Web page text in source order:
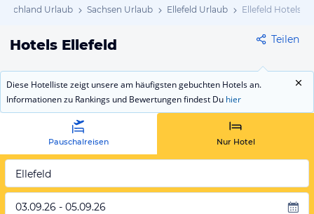
Urlaub Sachsen Urlaub Ellefeld Urlaub Ellefeld Hotels
Hotels Ellefeld Teilen
Diese Hotelliste zeigt unsere am häufigsten gebuchten Hotels an.
Informationen zu Rankings und Bewertungen findest Du hier
Pauschalreisen Nur Hotel
Ellefeld
03.09.26 - 05.09.26